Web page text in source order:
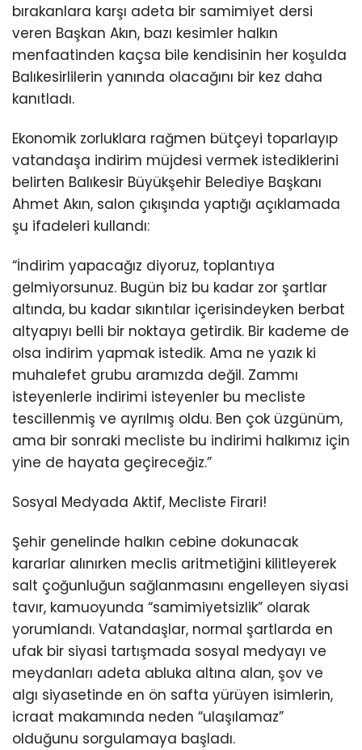
bırakanlara karşı adeta bir samimiyet dersi
veren Başkan Akın, bazı kesimler halkın
menfaatinden kaçsa bile kendisinin her koşulda
Balıkesirlilerin yanında olacağını bir kez daha
kanıtladı.
Ekonomik zorluklara rağmen bütçeyi toparlayıp
vatandaşa indirim müjdesi vermek istediklerini
belirten Balıkesir Büyükşehir Belediye Başkanı
Ahmet Akın, salon çıkışında yaptığı açıklamada
şu ifadeleri kullandı:
“İndirim yapacağız diyoruz, toplantıya
gelmiyorsunuz. Bugün biz bu kadar zor şartlar
altında, bu kadar sıkıntılar içerisindeyken berbat
altyapıyı belli bir noktaya getirdik. Bir kademe de
olsa indirim yapmak istedik. Ama ne yazık ki
muhalefet grubu aramızda değil. Zammı
isteyenlerle indirimi isteyenler bu mecliste
tescillenmiş ve ayrılmış oldu. Ben çok üzgünüm,
ama bir sonraki mecliste bu indirimi halkımız için
yine de hayata geçireceğiz.”
Sosyal Medyada Aktif, Mecliste Firari!
Şehir genelinde halkın cebine dokunacak
kararlar alınırken meclis aritmetiğini kilitleyerek
salt çoğunluğun sağlanmasını engelleyen siyasi
tavır, kamuoyunda “samimiyetsizlik” olarak
yorumlandı. Vatandaşlar, normal şartlarda en
ufak bir siyasi tartışmada sosyal medyayı ve
meydanları adeta abluka altına alan, şov ve
algı siyasetinde en ön safta yürüyen isimlerin,
icraat makamında neden “ulaşılamaz”
olduğunu sorgulamaya başladı.